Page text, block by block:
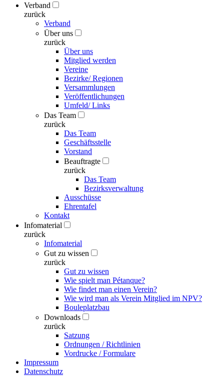
Verband
zurück
Verband
Über uns
zurück
Über uns
Mitglied werden
Vereine
Bezirke/ Regionen
Versammlungen
Veröffentlichungen
Umfeld/ Links
Das Team
zurück
Das Team
Geschäftsstelle
Vorstand
Beauftragte
zurück
Das Team
Bezirksverwaltung
Ausschüsse
Ehrentafel
Kontakt
Infomaterial
zurück
Infomaterial
Gut zu wissen
zurück
Gut zu wissen
Wie spielt man Pétanque?
Wie findet man einen Verein?
Wie wird man als Verein Mitglied im NPV?
Bouleplatzbau
Downloads
zurück
Satzung
Ordnungen / Richtlinien
Vordrucke / Formulare
Impressum
Datenschutz